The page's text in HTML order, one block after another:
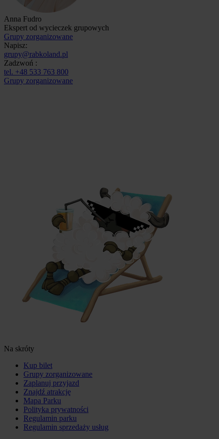
Anna Fudro
Ekspert od wycieczek grupowych
Grupy zorganizowane
Napisz:
grupy@rabkoland.pl
Zadzwoń :
tel. +48 533 763 800
Grupy zorganizowane
Na skróty
Kup bilet
Grupy zorganizowane
Zaplanuj przyjazd
Znajdź atrakcję
Mapa Parku
Polityka prywatności
Regulamin parku
Regulamin sprzedaży usług